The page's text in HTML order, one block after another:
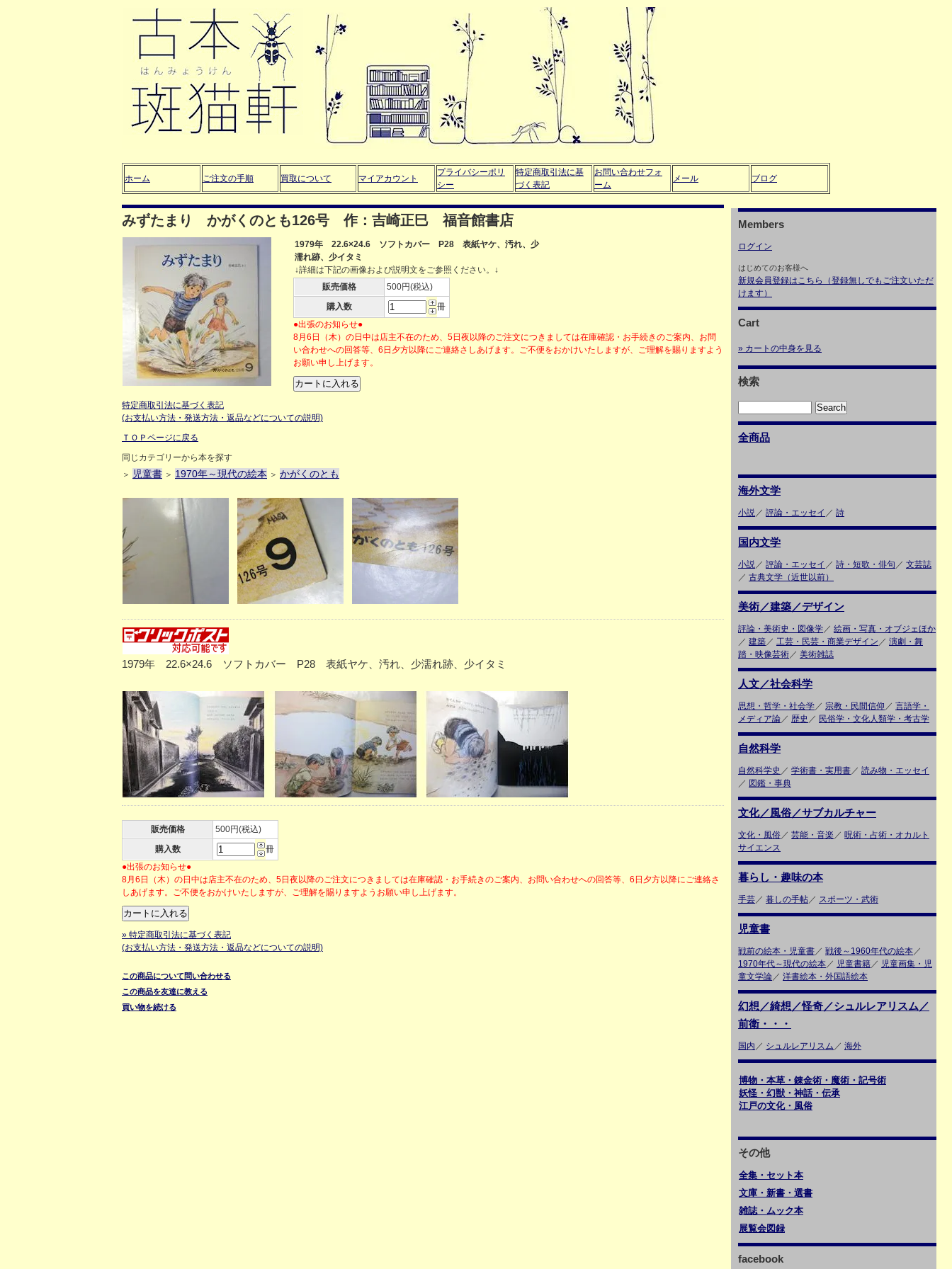
ホーム ご注文の手順 買取について マイアカウント
プライバシーポリ
シー
特定商取引法に基
づく表記
お問い合わせフォ
ーム
メール ブログ
みずたまり かがくのとも126号 作：吉崎正巳 福音館書店
1979年 22.6×24.6 ソフトカバー P28 表紙ヤケ、汚れ、少
濡れ跡、少イタミ
↓詳細は下記の画像および説明文をご参照ください。↓
販売価格
500円(税込)
購入数
冊
●出張のお知らせ●
8月6日（木）の日中は店主不在のため、5日夜以降のご注文につきましては在庫確認・お手続きのご案内、お問
い合わせへの回答等、6日夕方以降にご連絡さしあげます。ご不便をおかけいたしますが、ご理解を賜りますよう
お願い申し上げます。
特定商取引法に基づく表記
(お支払い方法・発送方法・返品などについての説明)
ＴＯＰページに戻る
同じカテゴリーから本を探す
＞ 児童書 ＞ 1970年～現代の絵本 ＞ かがくのとも
1979年 22.6×24.6 ソフトカバー P28 表紙ヤケ、汚れ、少濡れ跡、少イタミ
販売価格
500円(税込)
購入数
冊
●出張のお知らせ●
8月6日（木）の日中は店主不在のため、5日夜以降のご注文につきましては在庫確認・お手続きのご案内、お問い合わせへの回答等、6日夕方以降にご連絡さ
しあげます。ご不便をおかけいたしますが、ご理解を賜りますようお願い申し上げます。
» 特定商取引法に基づく表記
(お支払い方法・発送方法・返品などについての説明)
この商品について問い合わせる
この商品を友達に教える
買い物を続ける
Members
ログイン
はじめてのお客様へ
新規会員登録はこちら（登録無しでもご注文いただ
けます）
Cart
» カートの中身を見る
検索
全商品
海外文学
小説／ 評論・エッセイ ／ 詩
国内文学
小説／ 評論・エッセイ ／ 詩・短歌・俳句 ／ 文芸誌
／ 古典文学（近世以前）
美術／建築／デザイン
評論・美術史・図像学／ 絵画・写真・オブジェほか
／ 建築／ 工芸・民芸・商業デザイン ／ 演劇・舞
踏・映像芸術／ 美術雑誌
人文／社会科学
思想・哲学・社会学／ 宗教・民間信仰 ／ 言語学・
メディア論／ 歴史 ／ 民俗学・文化人類学・考古学
自然科学
自然科学史 ／ 学術書・実用書／ 読み物・エッセイ
／ 図鑑・事典
文化／風俗／サブカルチャー
文化・風俗／ 芸能・音楽 ／ 呪術・占術・オカルト
サイエンス
暮らし・趣味の本
手芸／ 暮しの手帖／ スポーツ・武術
児童書
戦前の絵本・児童書／ 戦後～1960年代の絵本／
1970年代～現代の絵本／ 児童書籍／ 児童画集・児
童文学論／ 洋書絵本・外国語絵本
幻想／綺想／怪奇／シュルレアリスム／
前衛・・・
国内 ／ シュルレアリスム ／ 海外
博物・本草・錬金術・魔術・記号術
妖怪・幻獣・神話・伝承
江戸の文化・風俗
その他
全集・セット本
文庫・新書・選書
雑誌・ムック本
展覧会図録
facebook